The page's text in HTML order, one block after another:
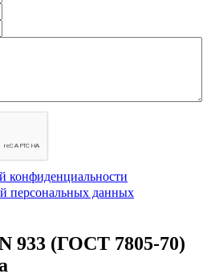
конфиденциальности
персональных данных
933 (ГОСТ 7805-70)